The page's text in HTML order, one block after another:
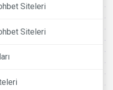
Siteleri
Siteleri